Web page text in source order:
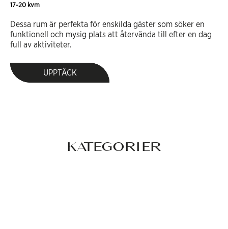
17-20 kvm
Dessa rum är perfekta för enskilda gäster som söker en
funktionell och mysig plats att återvända till efter en dag
full av aktiviteter.
UPPTÄCK
KATEGORIER